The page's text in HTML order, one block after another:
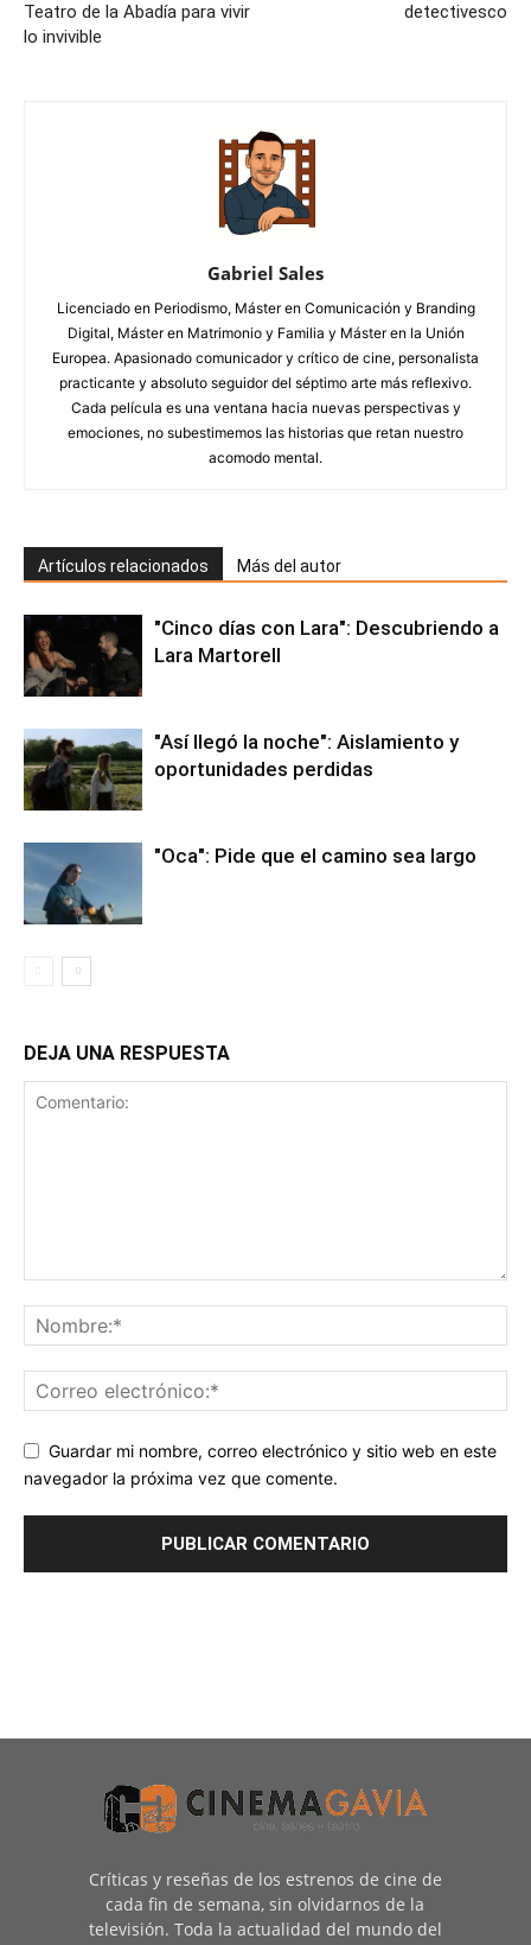
Teatro de la Abadía para vivir
lo invivible
detectivesco
Gabriel Sales
Licenciado en Periodismo, Máster en Comunicación y Branding
Digital, Máster en Matrimonio y Familia y Máster en la Unión
Europea. Apasionado comunicador y crítico de cine, personalista
practicante y absoluto seguidor del séptimo arte más reflexivo.
Cada película es una ventana hacia nuevas perspectivas y
emociones, no subestimemos las historias que retan nuestro
acomodo mental.
Artículos relacionados Más del autor
"Cinco días con Lara": Descubriendo a
Lara Martorell
"Así llegó la noche": Aislamiento y
oportunidades perdidas
"Oca": Pide que el camino sea largo
DEJA UNA RESPUESTA
Guardar mi nombre, correo electrónico y sitio web en este
navegador la próxima vez que comente.
Críticas y reseñas de los estrenos de cine de
cada fin de semana, sin olvidarnos de la
televisión. Toda la actualidad del mundo del